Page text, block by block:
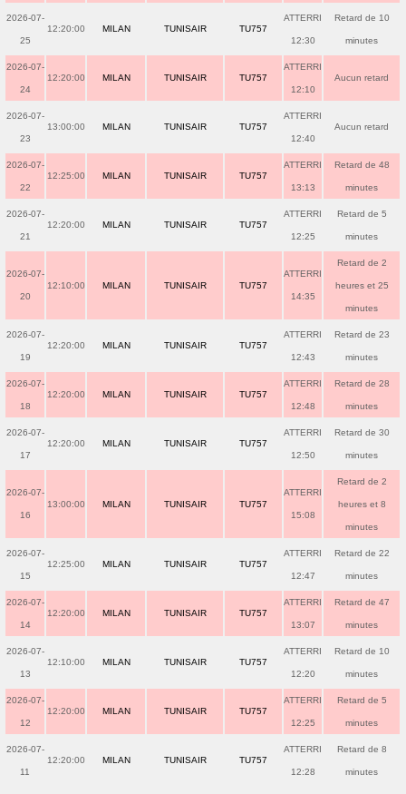
2026-07-
25
12:20:00 MILAN TUNISAIR TU757
ATTERRI
12:30
Retard de 10
minutes
2026-07-
24
12:20:00 MILAN TUNISAIR TU757
ATTERRI
12:10
Aucun retard
2026-07-
23
13:00:00 MILAN TUNISAIR TU757
ATTERRI
12:40
Aucun retard
2026-07-
22
12:25:00 MILAN TUNISAIR TU757
ATTERRI
13:13
Retard de 48
minutes
2026-07-
21
12:20:00 MILAN TUNISAIR TU757
ATTERRI
12:25
Retard de 5
minutes
2026-07-
20
12:10:00 MILAN TUNISAIR TU757
ATTERRI
14:35
Retard de 2
heures et 25
minutes
2026-07-
19
12:20:00 MILAN TUNISAIR TU757
ATTERRI
12:43
Retard de 23
minutes
2026-07-
18
12:20:00 MILAN TUNISAIR TU757
ATTERRI
12:48
Retard de 28
minutes
2026-07-
17
12:20:00 MILAN TUNISAIR TU757
ATTERRI
12:50
Retard de 30
minutes
2026-07-
16
13:00:00 MILAN TUNISAIR TU757
ATTERRI
15:08
Retard de 2
heures et 8
minutes
2026-07-
15
12:25:00 MILAN TUNISAIR TU757
ATTERRI
12:47
Retard de 22
minutes
2026-07-
14
12:20:00 MILAN TUNISAIR TU757
ATTERRI
13:07
Retard de 47
minutes
2026-07-
13
12:10:00 MILAN TUNISAIR TU757
ATTERRI
12:20
Retard de 10
minutes
2026-07-
12
12:20:00 MILAN TUNISAIR TU757
ATTERRI
12:25
Retard de 5
minutes
2026-07-
11
12:20:00 MILAN TUNISAIR TU757
ATTERRI
12:28
Retard de 8
minutes